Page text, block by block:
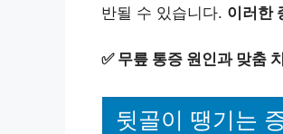
반될 수 있습니다. 이러한
✅ 무릎 통증 원인과 맞춤
뒷골이 땡기는